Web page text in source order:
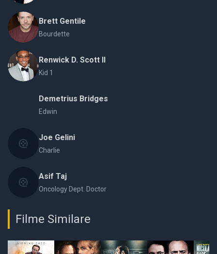
Brett Gentile
Bourdette
Renwick D. Scott II
Kid 1
Demetrius Bridges
Edwin
Joe Gelini
Charlie
Asif Taj
Oncology Dept. Doctor
Filme Similare